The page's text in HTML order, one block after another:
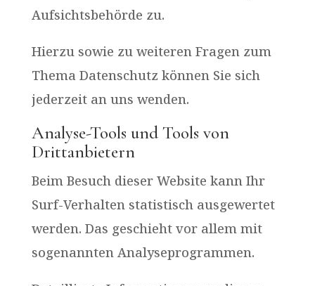
Aufsichtsbehörde zu.
Hierzu sowie zu weiteren Fragen zum
Thema Datenschutz können Sie sich
jederzeit an uns wenden.
Analyse-Tools und Tools von
Drittanbietern
Beim Besuch dieser Website kann Ihr
Surf-Verhalten statistisch ausgewertet
werden. Das geschieht vor allem mit
sogenannten Analyseprogrammen.